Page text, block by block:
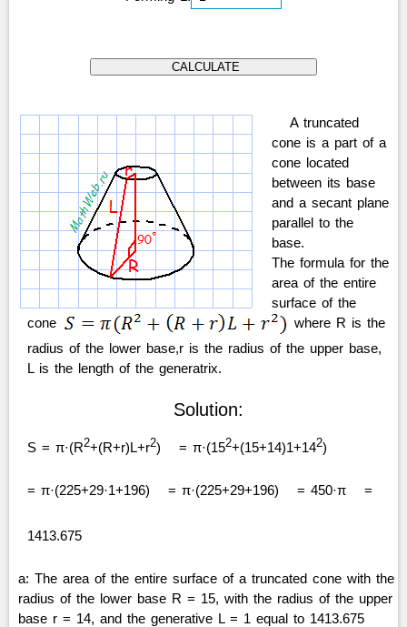
A truncated
cone is a part of a
cone located
between its base
and a secant plane
parallel to the
base.
The formula for the
area of the entire
surface of the
cone
where R is the
radius of the lower base,r is the radius of the upper base,
L is the length of the generatrix.
Solution:
S = π·(R2+(R+r)L+r2) = π·(152+(15+14)1+142)
= π·(225+29·1+196) = π·(225+29+196) = 450·π =
1413.675
a: The area of the entire surface of a truncated cone with the
radius of the lower base R = 15, with the radius of the upper
base r = 14, and the generative L = 1 equal to 1413.675